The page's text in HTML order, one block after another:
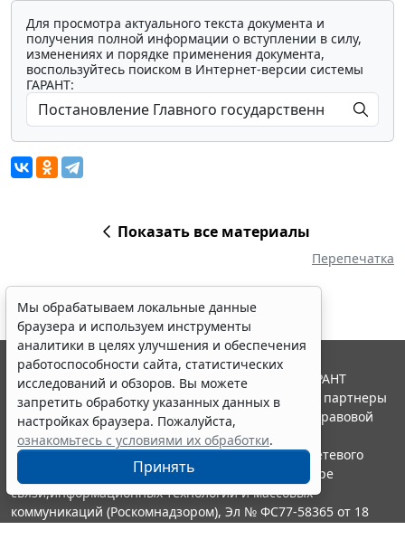
Для просмотра актуального текста документа и
получения полной информации о вступлении в силу,
изменениях и порядке применения документа,
воспользуйтесь поиском в Интернет-версии системы
ГАРАНТ:
Показать все материалы
Перепечатка
Мы обрабатываем локальные данные
браузера и используем инструменты
аналитики в целях улучшения и обеспечения
работоспособности сайта, статистических
исследований и обзоров. Вы можете
запретить обработку указанных данных в
настройках браузера. Пожалуйста,
ознакомьтесь с условиями их обработки.
Принять
© ООО "НПП "ГАРАНТ-СЕРВИС", 2026. Система ГАРАНТ
выпускается с 1990 года. Компания "Гарант" и ее партнеры
являются участниками Российской ассоциации правовой
информации ГАРАНТ.
Портал ГАРАНТ.РУ зарегистрирован в качестве сетевого
издания Федеральной службой по надзору в сфере
связи,информационных технологий и массовых
коммуникаций (Роскомнадзором), Эл № ФС77-58365 от 18